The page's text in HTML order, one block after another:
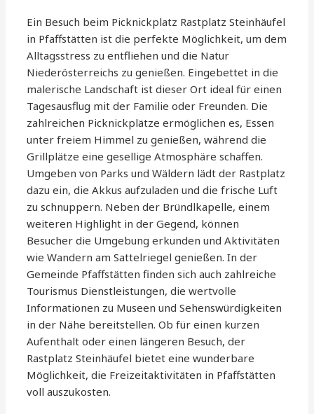
Ein Besuch beim Picknickplatz Rastplatz Steinhäufel
in Pfaffstätten ist die perfekte Möglichkeit, um dem
Alltagsstress zu entfliehen und die Natur
Niederösterreichs zu genießen. Eingebettet in die
malerische Landschaft ist dieser Ort ideal für einen
Tagesausflug mit der Familie oder Freunden. Die
zahlreichen Picknickplätze ermöglichen es, Essen
unter freiem Himmel zu genießen, während die
Grillplätze eine gesellige Atmosphäre schaffen.
Umgeben von Parks und Wäldern lädt der Rastplatz
dazu ein, die Akkus aufzuladen und die frische Luft
zu schnuppern. Neben der Bründlkapelle, einem
weiteren Highlight in der Gegend, können
Besucher die Umgebung erkunden und Aktivitäten
wie Wandern am Sattelriegel genießen. In der
Gemeinde Pfaffstätten finden sich auch zahlreiche
Tourismus Dienstleistungen, die wertvolle
Informationen zu Museen und Sehenswürdigkeiten
in der Nähe bereitstellen. Ob für einen kurzen
Aufenthalt oder einen längeren Besuch, der
Rastplatz Steinhäufel bietet eine wunderbare
Möglichkeit, die Freizeitaktivitäten in Pfaffstätten
voll auszukosten.